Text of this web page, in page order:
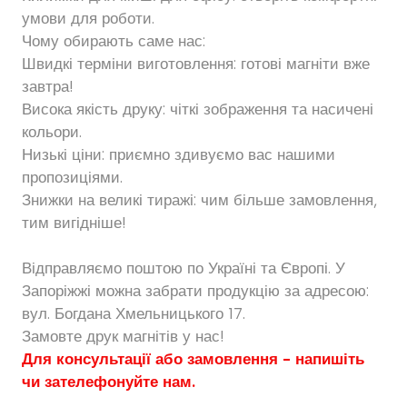
умови для роботи.
Чому обирають саме нас:
Швидкі терміни виготовлення: готові магніти вже
завтра!
Висока якість друку: чіткі зображення та насичені
кольори.
Низькі ціни: приємно здивуємо вас нашими
пропозиціями.
Знижки на великі тиражі: чим більше замовлення,
тим вигідніше!
Відправляємо поштою по Україні та Європі. У
Запоріжжі можна забрати продукцію за адресою:
вул. Богдана Хмельницького 17.
Замовте друк магнітів у нас!
Для консультації або замовлення - напишіть
чи зателефонуйте нам.